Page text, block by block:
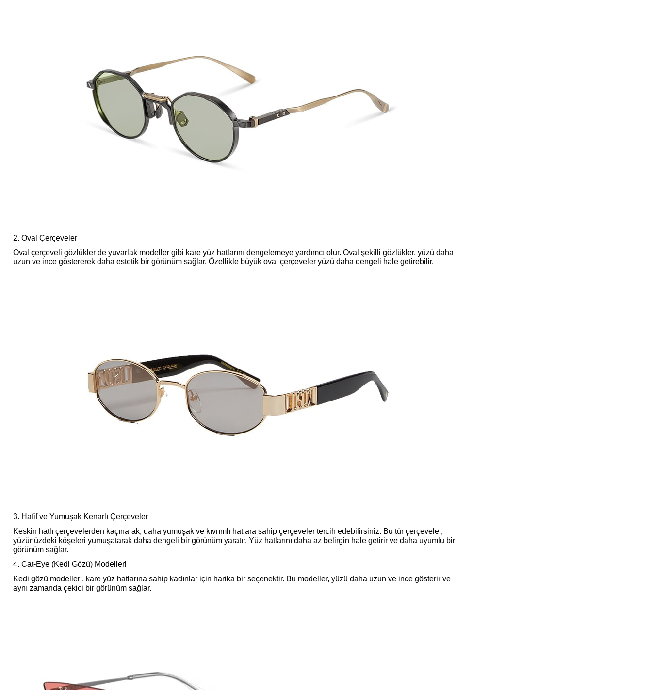
2. Oval Çerçeveler
Oval çerçeveli gözlükler de yuvarlak modeller gibi kare yüz hatlarını dengelemeye yardımcı olur. Oval şekilli gözlükler, yüzü daha
uzun ve ince göstererek daha estetik bir görünüm sağlar. Özellikle büyük oval çerçeveler yüzü daha dengeli hale getirebilir.
3. Hafif ve Yumuşak Kenarlı Çerçeveler
Keskin hatlı çerçevelerden kaçınarak, daha yumuşak ve kıvrımlı hatlara sahip çerçeveler tercih edebilirsiniz. Bu tür çerçeveler,
yüzünüzdeki köşeleri yumuşatarak daha dengeli bir görünüm yaratır. Yüz hatlarını daha az belirgin hale getirir ve daha uyumlu bir
görünüm sağlar.
4. Cat-Eye (Kedi Gözü) Modelleri
Kedi gözü modelleri, kare yüz hatlarına sahip kadınlar için harika bir seçenektir. Bu modeller, yüzü daha uzun ve ince gösterir ve
aynı zamanda çekici bir görünüm sağlar.